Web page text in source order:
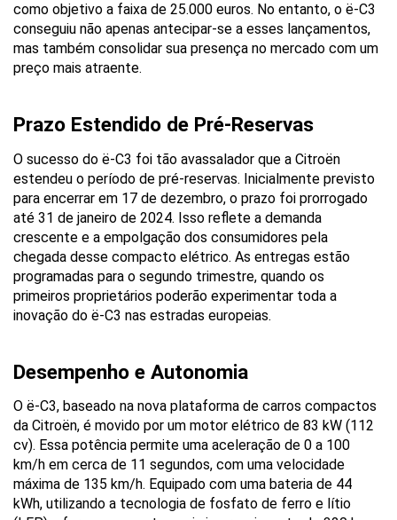
como objetivo a faixa de 25.000 euros. No entanto, o ë-C3
conseguiu não apenas antecipar-se a esses lançamentos,
mas também consolidar sua presença no mercado com um
preço mais atraente.
Prazo Estendido de Pré-Reservas
O sucesso do ë-C3 foi tão avassalador que a Citroën
estendeu o período de pré-reservas. Inicialmente previsto
para encerrar em 17 de dezembro, o prazo foi prorrogado
até 31 de janeiro de 2024. Isso reflete a demanda
crescente e a empolgação dos consumidores pela
chegada desse compacto elétrico. As entregas estão
programadas para o segundo trimestre, quando os
primeiros proprietários poderão experimentar toda a
inovação do ë-C3 nas estradas europeias.
Desempenho e Autonomia
O ë-C3, baseado na nova plataforma de carros compactos
da Citroën, é movido por um motor elétrico de 83 kW (112
cv). Essa potência permite uma aceleração de 0 a 100
km/h em cerca de 11 segundos, com uma velocidade
máxima de 135 km/h. Equipado com uma bateria de 44
kWh, utilizando a tecnologia de fosfato de ferro e lítio